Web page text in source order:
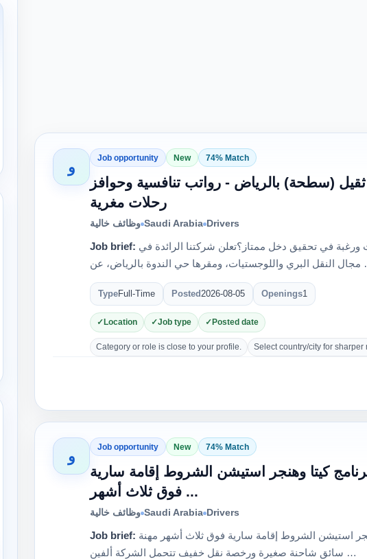
و
Job opportunity New 74% Match
(سطحة) بالرياض - رواتب تنافسية وحوافز
رحلات مغرية
وظائف خالية Saudi Arabia Drivers
Job brief:
عن …
TypeFull-Time Posted2026-08-05 Openings1
Location Job type Posted date
Category or role is close to your profile. Select country/city for sharper
و
Job opportunity New 74% Match
كيتا وهنجر استيشن الشروط إقامة سارية
فوق ثلاث أشهر ...
وظائف خالية Saudi Arabia Drivers
Job brief:
سائق شاحنة صغيرة ورخصة نقل خفيف تتحمل الشركة ألفين …